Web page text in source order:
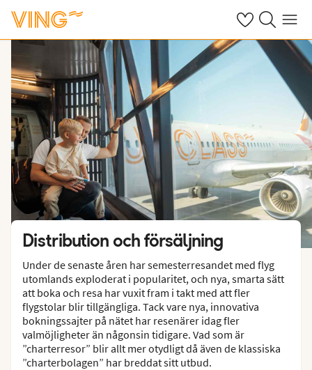
Se dinaSök på ving.se
Meny
Distribution och försäljning
Under de senaste åren har semesterresandet med flyg
utomlands exploderat i popularitet, och nya, smarta sätt
att boka och resa har vuxit fram i takt med att fler
flygstolar blir tillgängliga. Tack vare nya, innovativa
bokningssajter på nätet har resenärer idag fler
valmöjligheter än någonsin tidigare. Vad som är
”charterresor” blir allt mer otydligt då även de klassiska
”charterbolagen” har breddat sitt utbud.